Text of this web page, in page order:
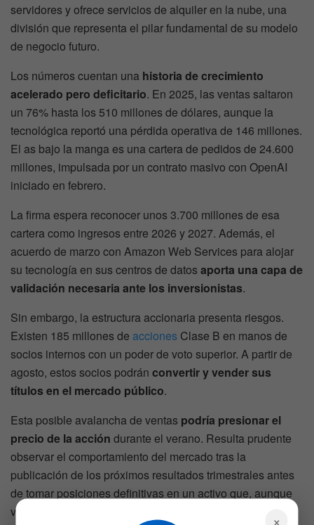
servidores y ofrece servicios de alquiler en la nube, una
división que representa el pilar fundamental de su modelo
de negocio futuro.
Los números cuentan una historia de crecimiento
acelerado pero deficitario. En 2025, las ventas saltaron
un 76% hasta los 510 millones de dólares, aunque la
tecnológica reportó una pérdida operativa de 146 millones.
El as bajo la manga es una cartera de pedidos de 24.600
millones, impulsada por un contrato masivo con OpenAI
iniciado en febrero.
La firma espera reconocer unos 3.700 millones de esa
cartera como ingresos entre 2026 y 2027. Además, el
acuerdo de marzo con Amazon Web Services para alojar
su tecnología en sus centros de datosaporta una capa de
validación necesaria ante los inversionistas.
Sin embargo, la estructura accionaria presenta riesgos.
Existen 185 millones de acciones Clase B en manos de
socios internos con un poder de voto superior. A partir de
agosto, estos socios podrán convertir y vender sus
títulos en el mercado público.
Esta posible avalancha de ventas podría presionar el
precio de la acción durante el verano. Resulta prudente
observar el comportamiento del mercado tras la
publicación de los próximos resultados trimestrales antes
de tomar posiciones definitivas en un activo que, aunque
veloz en el procesamiento, todavía opera en terreno
×